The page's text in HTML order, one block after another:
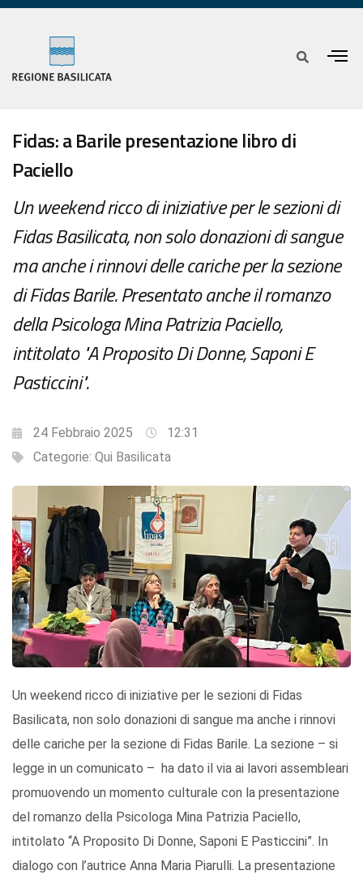
Fidas: a Barile presentazione libro di
Paciello
Un weekend ricco di iniziative per le sezioni di
Fidas Basilicata, non solo donazioni di sangue
ma anche i rinnovi delle cariche per la sezione
di Fidas Barile. Presentato anche il romanzo
della Psicologa Mina Patrizia Paciello,
intitolato "A Proposito Di Donne, Saponi E
Pasticcini".
24 Febbraio 2025
12:31
Categorie: Qui Basilicata
Un weekend ricco di iniziative per le sezioni di Fidas
Basilicata, non solo donazioni di sangue ma anche i rinnovi
delle cariche per la sezione di Fidas Barile. La sezione – si
legge in un comunicato – ha dato il via ai lavori assembleari
promuovendo un momento culturale con la presentazione
del romanzo della Psicologa Mina Patrizia Paciello,
intitolato “A Proposito Di Donne, Saponi E Pasticcini”. In
dialogo con l’autrice Anna Maria Piarulli. La presentazione